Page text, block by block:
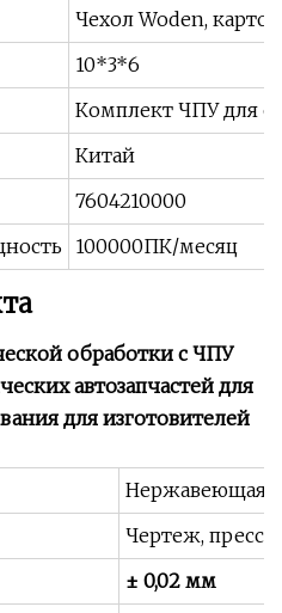
Чехол Woden,
10*3*6
Комплект ЧПУ для
Китай
7604210000
100000ПК/месяц
обработки с ЧПУ
автозапчастей для
для изготовителей
Нержавеющая
Чертеж, пресс-
± 0,02 мм